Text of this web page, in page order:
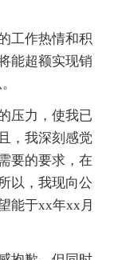
工作热情和积
能超额实现销
压力，使我已
，我深刻感觉
要的要求，在
以，我现向公
能于xx年xx月